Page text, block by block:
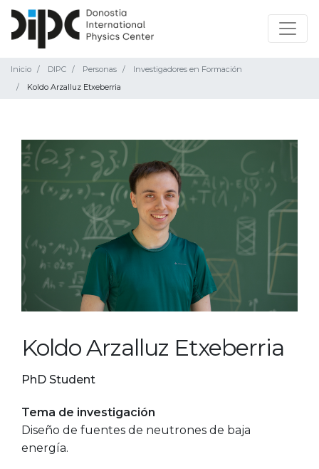
Inicio DIPC Personas
Investigadores en Formación
Koldo Arzalluz Etxeberria
Koldo Arzalluz Etxeberria
PhD Student
Tema de investigación
Diseño de fuentes de neutrones de baja
energía.